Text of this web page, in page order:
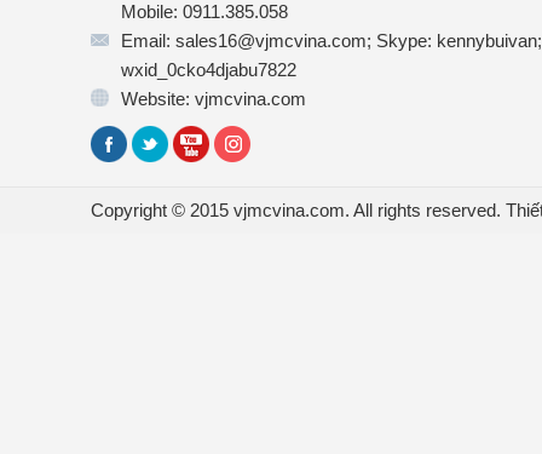
Mobile: 0911.385.058
Email: sales16@vjmcvina.com; Skype:
wxid_0cko4djabu7822
Website: vjmcvina.com
Copyright © 2015 vjmcvina.com. All rights reserved.